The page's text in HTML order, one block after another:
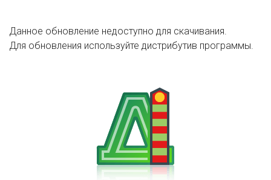
Данное обновление недоступно для скачивания.
Для обновления используйте дистрибутив программы.